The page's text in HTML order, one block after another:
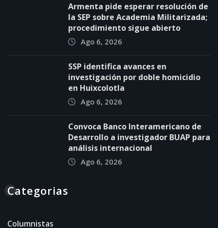
Armenta pide esperar resolución de
la SEP sobre Academia Militarizada;
procedimiento sigue abierto
Ago 6, 2026
SSP identifica avances en
investigación por doble homicidio
en Huixcolotla
Ago 6, 2026
Convoca Banco Interamericano de
Desarrollo a investigador BUAP para
análisis internacional
Ago 6, 2026
Categorias
Columnistas